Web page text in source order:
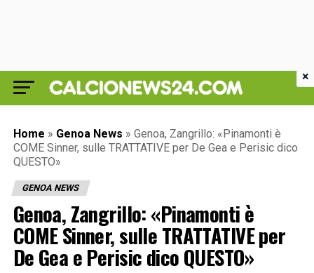
Home » Genoa News » Genoa, Zangrillo: «Pinamonti è
COME Sinner, sulle TRATTATIVE per De Gea e Perisic dico
QUESTO»
GENOA NEWS
Genoa, Zangrillo: «Pinamonti è
COME Sinner, sulle TRATTATIVE per
De Gea e Perisic dico QUESTO»
×